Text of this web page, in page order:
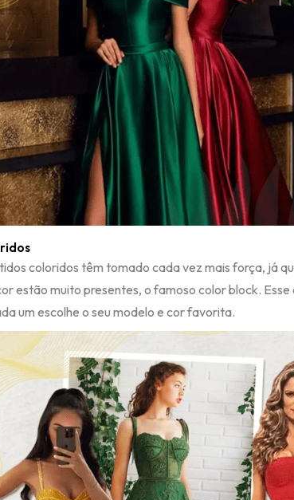
coloridos têm tomado cada vez mais força, já
estão muito presentes, o famoso color block.
um escolhe o seu modelo e cor favorita.